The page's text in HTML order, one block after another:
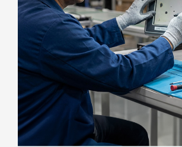
189.35 * 121.77 * 1.53
244.66 * 163.3 * 1.53
258.98 * 161.54 * 1.53
240.6 * 187.8 * 1.53
291.92 * 194.00 * 2.23
278.3 * 216.8 * 2.23 mm
AUO_G185HAN01.0
AUO_G190EG02
INNOLUX_G215HCJ-
INNOLUX_G238HCJ-
INNOLUX_G070ACE-
380.9*305.65mm
481.5*272.6mm
530.2*299.6mm
213.8*161.00mm
153.10mm * 92.14mm